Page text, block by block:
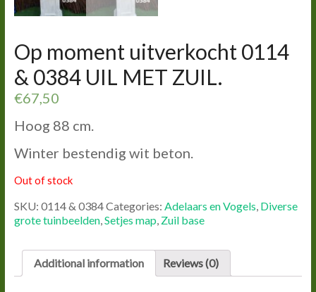
Op moment uitverkocht 0114
& 0384 UIL MET ZUIL.
€67,50
Hoog 88 cm.
Winter bestendig wit beton.
Out of stock
SKU: 0114 & 0384Categories: Adelaars en Vogels, Diverse
grote tuinbeelden,Setjes map, Zuil base
Additional information Reviews (0)